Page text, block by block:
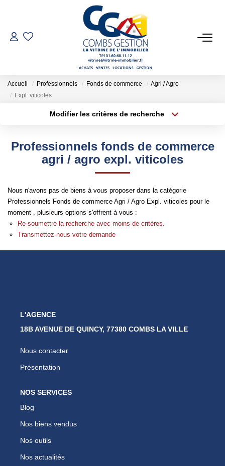
VENTES
LOCATIONS
GESTION LOCATIVE
ESTIMATION
NOTRE AGENCE
Qui Sommes-Nous
Notre Équipe
Nos Partenaires
ESPACE CLIENT
Accueil Professionnels Fonds de commerce
Agri / Agro
Expl. viticoles
Modifier les critères de recherche
Sélectionnez...
Type de bien
Surface min
Créer une alerte
Professionnels fonds de commerce
agri / agro expl. viticoles
Nous n'avons pas de biens à vous proposer dans la catégorie
Professionnels Fonds de commerce Agri / Agro Expl. viticoles pour le
moment , plusieurs options s'offrent à vous :
Re-soumettre la recherche avec moins de critères.
Transmettez-nous votre demande
L'AGENCE
18B AVENUE DE QUINCY, 77380 COMBS LA VILLE
Nous contacter
Présentation
NOS SERVICES
Blog
Nos biens vendus
Nos outils
Nos actualités